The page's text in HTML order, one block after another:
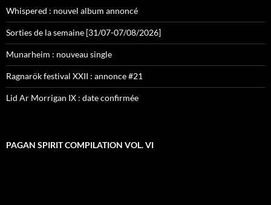
Whispered : nouvel album annoncé
Sorties de la semaine [31/07-07/08/2026]
Munarheim : nouveau single
Ragnarök festival XXII : annonce #21
Lid Ar Morrigan IX : date confirmée
PAGAN SPIRIT COMPILATION VOL. VI